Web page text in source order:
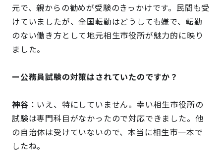
元で、親からの勧めが受験のきっかけです。民間も受
けていましたが、全国転勤はどうしても嫌で、転勤
のない働き方として地元相生市役所が魅力的に映り
ました。
ー公務員試験の対策はされていたのですか？
神谷 ：いえ、特にしていません。幸い相生市役所の
試験は専門科目がなかったので対応できました。他
の自治体は受けていないので、本当に相生市一本で
したね。